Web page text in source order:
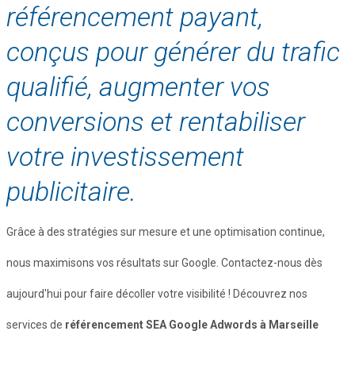
référencement payant,
conçus pour générer du trafic
qualifié, augmenter vos
conversions et rentabiliser
votre investissement
publicitaire.
Grâce à des stratégies sur mesure et une optimisation continue,
nous maximisons vos résultats sur Google. Contactez-nous dès
aujourd'hui pour faire décoller votre visibilité ! Découvrez nos
services de référencement SEA Google Adwords à Marseille